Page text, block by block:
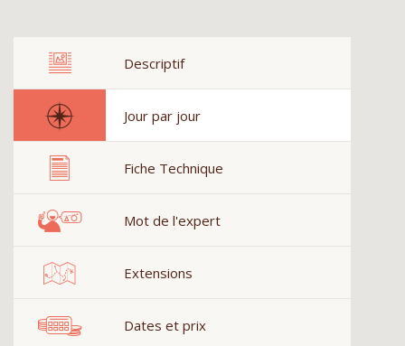
Descriptif
Jour par jour
Fiche Technique
Mot de l'expert
Extensions
Dates et prix